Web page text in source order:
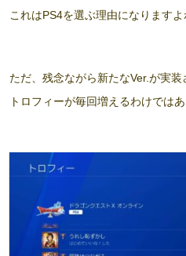
これはPS4を選ぶ理由になりますよ
ただ、残念ながら新たなVer.が実装
トロフィーが毎回増えるわけではあ